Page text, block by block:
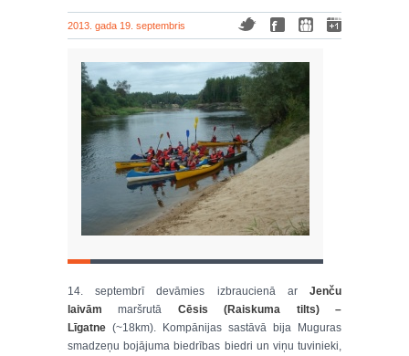
2013. gada 19. septembris
14. septembrī devāmies izbraucienā ar Jenču
laivām maršrutā Cēsis (Raiskuma tilts) –
Līgatne (~18km). Kompānijas sastāvā bija Muguras
smadzeņu bojājuma biedrības biedri un viņu tuvinieki,